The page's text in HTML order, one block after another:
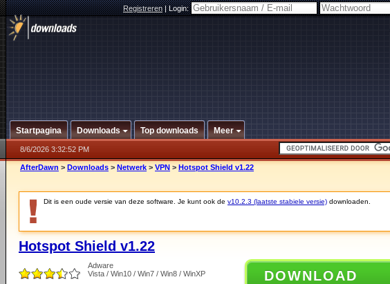
Registreren|Login:
Startpagina Downloads Top downloads Meer
8/6/2026 3:32:52 PM
AfterDawn > Downloads > Netwerk > VPN > Hotspot Shield v1.22
Dit is een oude versie van deze software. Je kunt ook de v10.2.3 (laatste stabiele versie) downloaden.
Hotspot Shield v1.22
Adware
Vista / Win10 / Win7 / Win8 / WinXP
DOWNLOAD